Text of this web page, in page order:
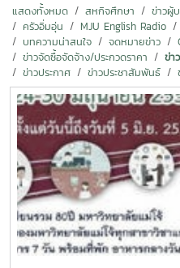
แสดงทั้งหมด สหกิจศึกษา ข่าวผู้
ครัวอิ่มอุ่น
MJU English Radio
บทความน่าสนใจ
จดหมายข่าว
ข่าวจัดซื้อจัดจ้าง/ประกวดราคา
ข่า
ข่าวประกาศ
ข่าวประชาสัมพันธ์